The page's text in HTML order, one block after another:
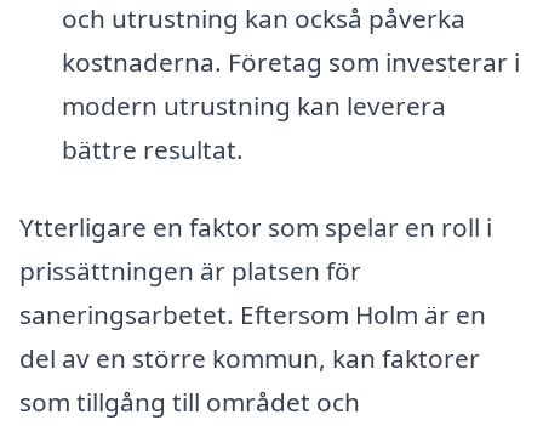
och utrustning kan också påverka
kostnaderna. Företag som investerar i
modern utrustning kan leverera
bättre resultat.
Ytterligare en faktor som spelar en roll i
prissättningen är platsen för
saneringsarbetet. Eftersom Holm är en
del av en större kommun, kan faktorer
som tillgång till området och